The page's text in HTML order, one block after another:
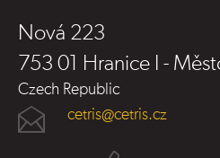
Nová 223
753 01 Hranice I -
Czech Republic
cetris@cetris.cz